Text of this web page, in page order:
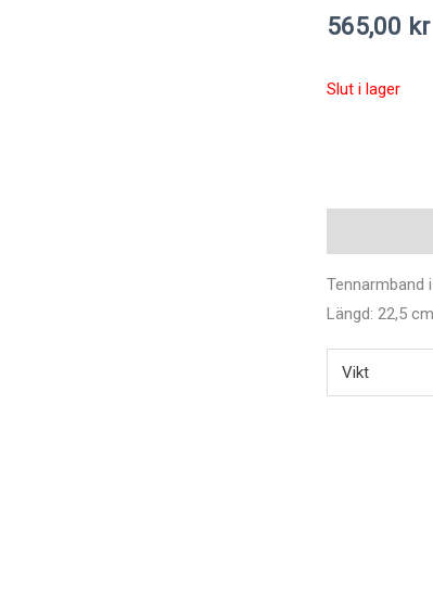
565,00 kr
Slut i lager
Tennarmband
Längd: 22,5
Vikt